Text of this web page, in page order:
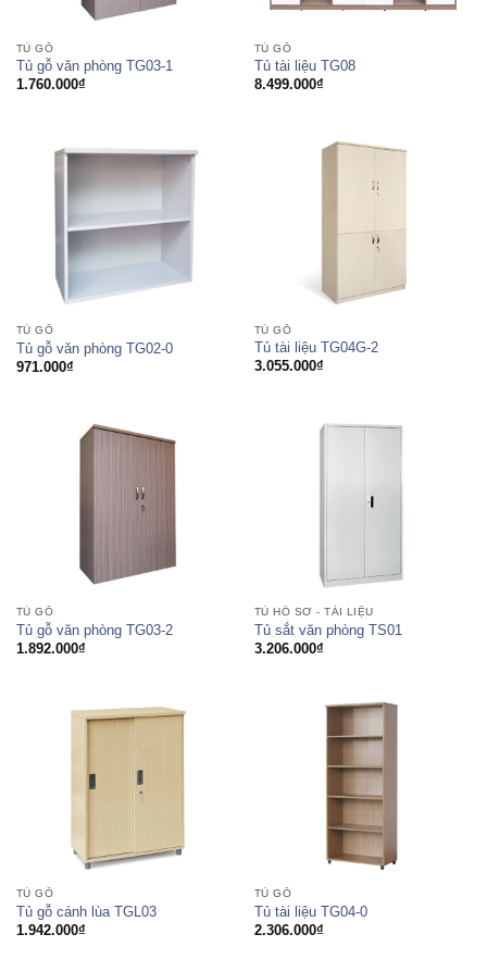
TỦ GỖ
Tủ gỗ văn phòng TG03-1
1.760.000₫
TỦ GỖ
Tủ tài liệu TG08
8.499.000₫
TỦ GỖ
Tủ gỗ văn phòng TG02-0
971.000₫
TỦ GỖ
Tủ tài liệu TG04G-2
3.055.000₫
TỦ GỖ
Tủ gỗ văn phòng TG03-2
1.892.000₫
TỦ HỒ SƠ - TÀI LIỆU
Tủ sắt văn phòng TS01
3.206.000₫
TỦ GỖ
Tủ gỗ cánh lùa TGL03
1.942.000₫
TỦ GỖ
Tủ tài liệu TG04-0
2.306.000₫